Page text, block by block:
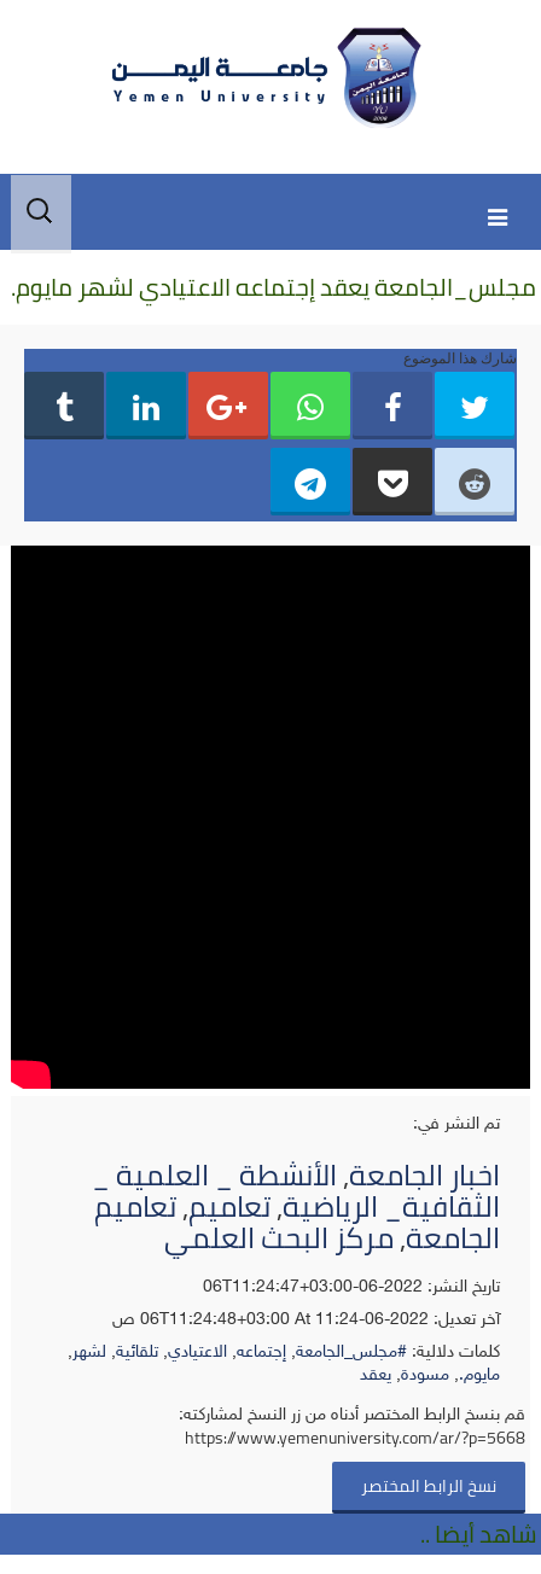
content
secondary
content
البحث
عن:
مجلس_الجامعة يعقد إجتماعه الاعتيادي لشهر مايوم.
شارك هذا الموضوع
تم النشر في:
اخبار الجامعة,الأنشطة _ العلمية _
الثقافية_ الرياضية,تعاميم,تعاميم
الجامعة,مركز البحث العلمي
تاريخ النشر: 2022-06-06T11:24:47+03:00
آخر تعديل: 2022-06-06T11:24:48+03:00
At 11:24 ص
كلمات دلالية:#مجلس_الجامعة,إجتماعه,الاعتيادي,تلقائية, لشهر,
مايوم.,مسودة,يعقد
قم بنسخ الرابط المختصر أدناه من زر النسخ لمشاركته:
https://www.yemenuniversity.com/ar/?p=5668
نسخ الرابط المختصر
شاهد أيضا ..